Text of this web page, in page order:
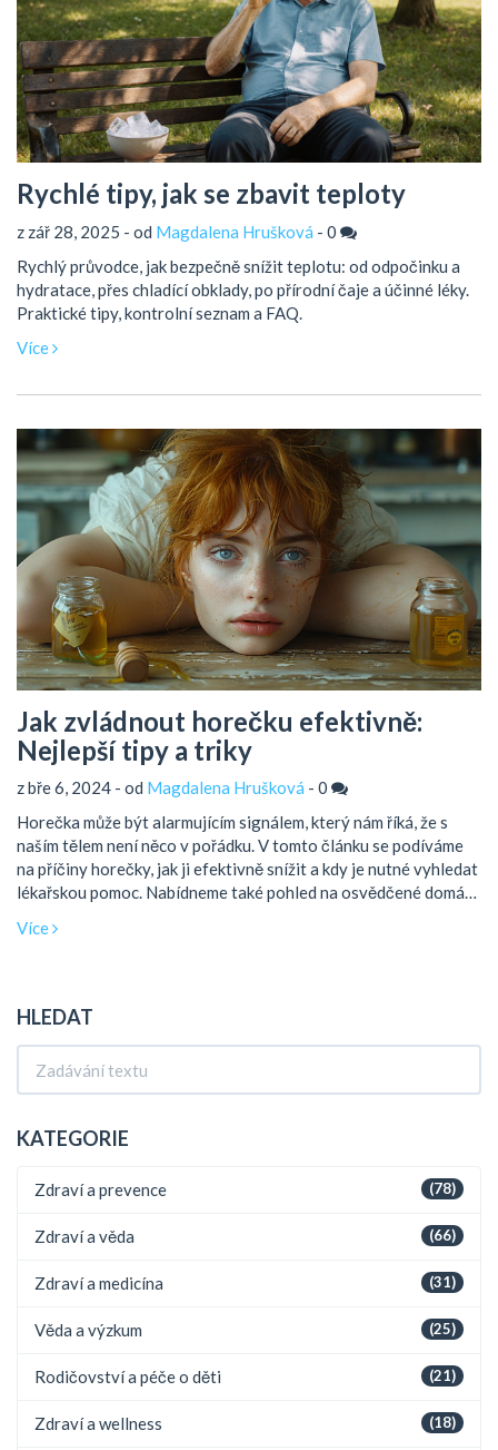
Rychlé tipy, jak se zbavit teploty
z zář 28, 2025 - od Magdalena Hrušková - 0
Rychlý průvodce, jak bezpečně snížit teplotu: od odpočinku a
hydratace, přes chladící obklady, po přírodní čaje a účinné léky.
Praktické tipy, kontrolní seznam a FAQ.
Více
Jak zvládnout horečku efektivně:
Nejlepší tipy a triky
z bře 6, 2024 - od Magdalena Hrušková - 0
Horečka může být alarmujícím signálem, který nám říká, že s
naším tělem není něco v pořádku. V tomto článku se podíváme
na příčiny horečky, jak ji efektivně snížit a kdy je nutné vyhledat
lékařskou pomoc. Nabídneme také pohled na osvědčené domácí
nežádoucí horečnaté období.
Více
HLEDAT
KATEGORIE
(78)
Zdraví a prevence
(66)
Zdraví a věda
(31)
Zdraví a medicína
(25)
Věda a výzkum
(21)
Rodičovství a péče o děti
(18)
Zdraví a wellness